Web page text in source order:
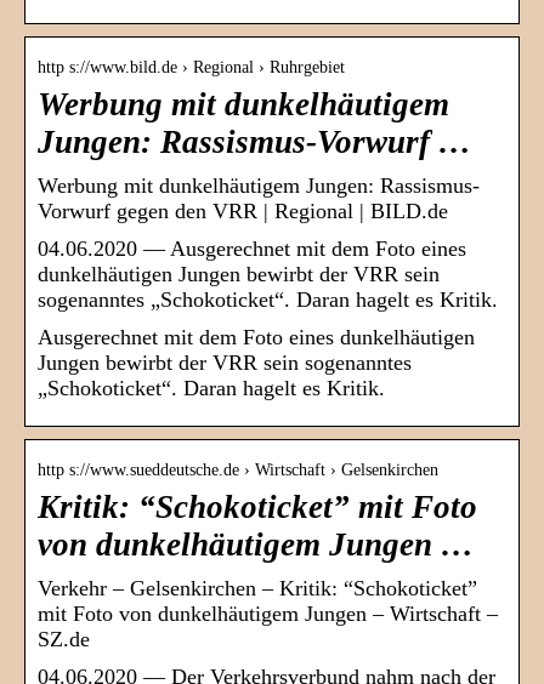
http s://www.bild.de › Regional › Ruhrgebiet
Werbung mit dunkelhäutigem
Jungen: Rassismus-Vorwurf …
Werbung mit dunkelhäutigem Jungen: Rassismus-
Vorwurf gegen den VRR | Regional | BILD.de
04.06.2020 — Ausgerechnet mit dem Foto eines
dunkelhäutigen Jungen bewirbt der VRR sein
sogenanntes „Schokoticket“. Daran hagelt es Kritik.
Ausgerechnet mit dem Foto eines dunkelhäutigen
Jungen bewirbt der VRR sein sogenanntes
„Schokoticket“. Daran hagelt es Kritik.
http s://www.sueddeutsche.de › Wirtschaft › Gelsenkirchen
Kritik: “Schokoticket” mit Foto
von dunkelhäutigem Jungen …
Verkehr – Gelsenkirchen – Kritik: “Schokoticket”
mit Foto von dunkelhäutigem Jungen – Wirtschaft –
SZ.de
04.06.2020 — Der Verkehrsverbund nahm nach der